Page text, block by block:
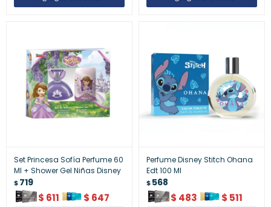
Set Princesa Sofía Perfume 60
Ml + Shower Gel Niñas Disney
$719
$ 611 $ 647
Perfume Disney Stitch Ohana
Edt 100 Ml
$568
$ 483 $ 511